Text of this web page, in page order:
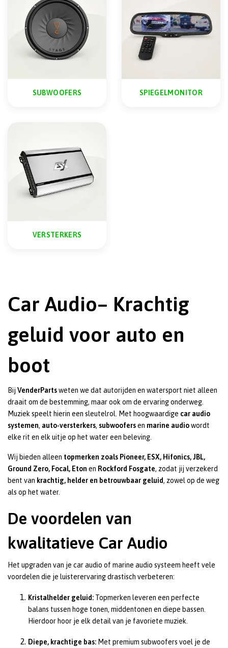
SUBWOOFERS SPIEGELMONITOR
VERSTERKERS
Car Audio– Krachtig
geluid voor auto en
boot
Bij VenderPartsweten we dat autorijden en watersport niet alleen
draait om de bestemming, maar ook om de ervaring onderweg.
Muziek speelt hierin een sleutelrol. Met hoogwaardige car audio
systemen, auto-versterkers, subwoofersen marine audiowordt
elke rit en elk uitje op het water een beleving.
Wij bieden alleen topmerken zoals Pioneer, ESX, Hifonics, JBL,
Ground Zero, Focal, Eton en Rockford Fosgate, zodat jij verzekerd
bent van krachtig, helder en betrouwbaar geluid, zowel op de weg
als op het water.
De voordelen van
kwalitatieve Car Audio
Het upgraden van je car audio of marine audio systeem heeft vele
voordelen die je luisterervaring drastisch verbeteren:
Kristalhelder geluid: Topmerken leveren een perfecte
balans tussen hoge tonen, middentonen en diepe bassen.
Hierdoor hoor je elk detail van je favoriete muziek.
Diepe, krachtige bas: Met premium subwoofers voel je de